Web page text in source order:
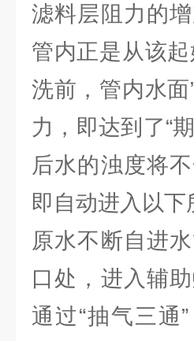
滤料层阻力的
管内正是从该
洗前，管内水
力，即达到了“
后水的浊度将
即自动进入以
原水不断自进
口处，进入辅
通过“抽气三通